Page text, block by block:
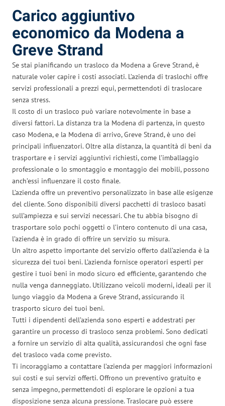
Carico aggiuntivo
economico da Modena a
Greve Strand
Se stai pianificando un trasloco da Modena a Greve Strand, è
naturale voler capire i costi associati. L’azienda di traslochi offre
servizi professionali a prezzi equi, permettendoti di traslocare
senza stress.
Il costo di un trasloco può variare notevolmente in base a
diversi fattori. La distanza tra la Modena di partenza, in questo
caso Modena, e la Modena di arrivo, Greve Strand, è uno dei
principali influenzatori. Oltre alla distanza, la quantità di beni da
trasportare e i servizi aggiuntivi richiesti, come l’imballaggio
professionale o lo smontaggio e montaggio dei mobili, possono
anch’essi influenzare il costo finale.
L’azienda offre un preventivo personalizzato in base alle esigenze
del cliente. Sono disponibili diversi pacchetti di trasloco basati
sull’ampiezza e sui servizi necessari. Che tu abbia bisogno di
trasportare solo pochi oggetti o l’intero contenuto di una casa,
l’azienda è in grado di offrire un servizio su misura.
Un altro aspetto importante del servizio offerto dall’azienda è la
sicurezza dei tuoi beni. L’azienda fornisce operatori esperti per
gestire i tuoi beni in modo sicuro ed efficiente, garantendo che
nulla venga danneggiato. Utilizzano veicoli moderni, ideali per il
lungo viaggio da Modena a Greve Strand, assicurando il
trasporto sicuro dei tuoi beni.
Tutti i dipendenti dell’azienda sono esperti e addestrati per
garantire un processo di trasloco senza problemi. Sono dedicati
a fornire un servizio di alta qualità, assicurandosi che ogni fase
del trasloco vada come previsto.
Ti incoraggiamo a contattare l’azienda per maggiori informazioni
sui costi e sui servizi offerti. Offrono un preventivo gratuito e
senza impegno, permettendoti di esplorare le opzioni a tua
disposizione senza alcuna pressione. Traslocare può essere